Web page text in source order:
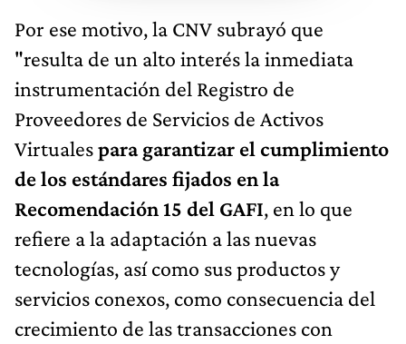
Por ese motivo, la CNV subrayó que
"resulta de un alto interés la inmediata
instrumentación del Registro de
Proveedores de Servicios de Activos
Virtualespara garantizar el cumplimiento
de los estándares fijados en la
Recomendación 15 del GAFI, en lo que
refiere a la adaptación a las nuevas
tecnologías, así como sus productos y
servicios conexos, como consecuencia del
crecimiento de las transacciones con